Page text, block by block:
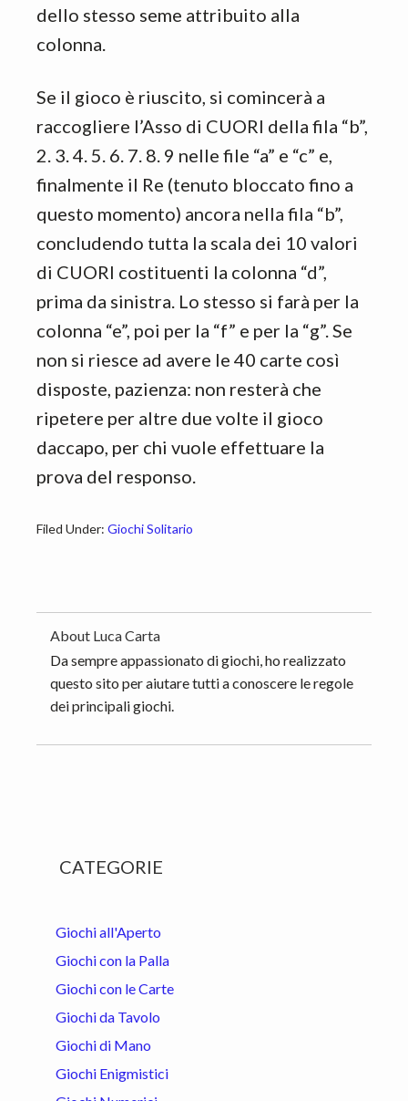
dello stesso seme attribuito alla
colonna.
Se il gioco è riuscito, si comincerà a
raccogliere l’Asso di CUORI della fila “b”,
2. 3. 4. 5. 6. 7. 8. 9 nelle file “a” e “c” e,
finalmente il Re (tenuto bloccato fino a
questo momento) ancora nella fila “b”,
concludendo tutta la scala dei 10 valori
di CUORI costituenti la colonna “d”,
prima da sinistra. Lo stesso si farà per la
colonna “e”, poi per la “f” e per la “g”. Se
non si riesce ad avere le 40 carte così
disposte, pazienza: non resterà che
ripetere per altre due volte il gioco
daccapo, per chi vuole effettuare la
prova del responso.
Filed Under: Giochi Solitario
About Luca Carta
Da sempre appassionato di giochi, ho realizzato
questo sito per aiutare tutti a conoscere le regole
dei principali giochi.
Primary
CATEGORIE
Giochi all'Aperto
Giochi con la Palla
Giochi con le Carte
Giochi da Tavolo
Giochi di Mano
Giochi Enigmistici